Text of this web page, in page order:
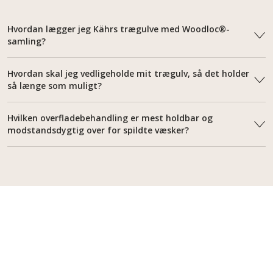
Hvordan lægger jeg Kährs trægulve med Woodloc®-
samling?
Hvordan skal jeg vedligeholde mit trægulv, så det holder
så længe som muligt?
Hvilken overfladebehandling er mest holdbar og
modstandsdygtig over for spildte væsker?